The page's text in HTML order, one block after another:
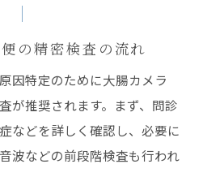
の精密検査の流れ
因特定のために大腸カメラ
が推奨されます。まず、問診
などを詳しく確認し、必要に
波などの前段階検査も行われ